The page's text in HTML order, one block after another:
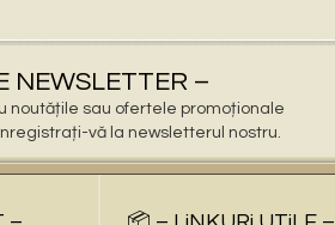
NEWSLETTER –
noutățile sau ofertele promoționale
vă la newsletterul nostru.